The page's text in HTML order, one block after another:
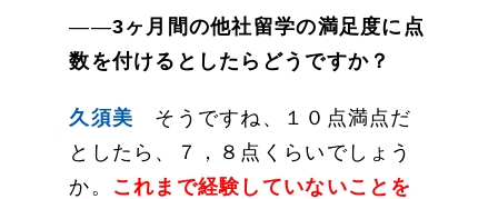
――3ヶ月間の他社留学の満足度に点
数を付けるとしたらどうですか？
久須美 そうですね、１０点満点だ
としたら、７，８点くらいでしょう
か。
これまで経験していないことを